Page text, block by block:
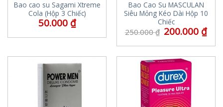
Bao cao su Sagami Xtreme
Cola (Hộp 3 Chiếc)
50.000 ₫
Bao Cao Su MASCULAN
Siêu Mỏng Kéo Dài Hộp 10
Chiếc
250.000₫ 200.000 ₫